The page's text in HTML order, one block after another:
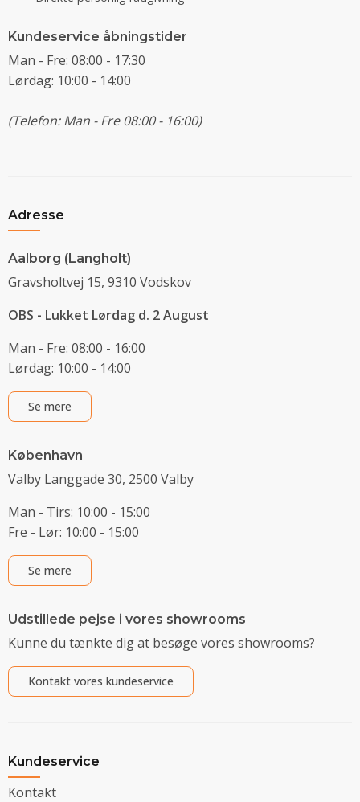
Kundeservice åbningstider
Man - Fre: 08:00 - 17:30
Lørdag: 10:00 - 14:00
(Telefon: Man - Fre 08:00 - 16:00)
Adresse
Aalborg (Langholt)
Gravsholtvej 15, 9310 Vodskov
OBS - Lukket Lørdag d. 2 August
Man - Fre: 08:00 - 16:00
Lørdag: 10:00 - 14:00
Se mere
København
Valby Langgade 30, 2500 Valby
Man - Tirs: 10:00 - 15:00
Fre - Lør: 10:00 - 15:00
Se mere
Udstillede pejse i vores showrooms
Kunne du tænkte dig at besøge vores showrooms?
Kontakt vores kundeservice
Kundeservice
Kontakt